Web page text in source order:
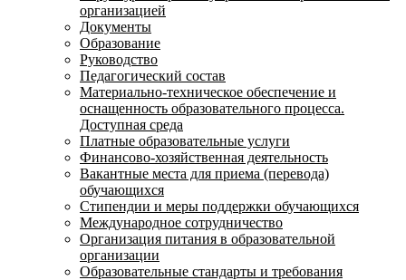
организацией
Документы
Образование
Руководство
Педагогический состав
Материально-техническое обеспечение и
оснащенность образовательного процесса.
Доступная среда
Платные образовательные услуги
Финансово-хозяйственная деятельность
Вакантные места для приема (перевода)
обучающихся
Стипендии и меры поддержки обучающихся
Международное сотрудничество
Организация питания в образовательной
организации
Образовательные стандарты и требования